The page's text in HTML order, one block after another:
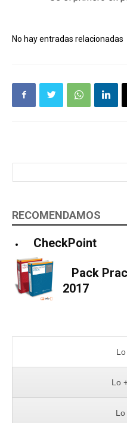
No hay entradas relacionadas
RECOMENDAMOS
CheckPoint
Pack
2017
Lo
Lo